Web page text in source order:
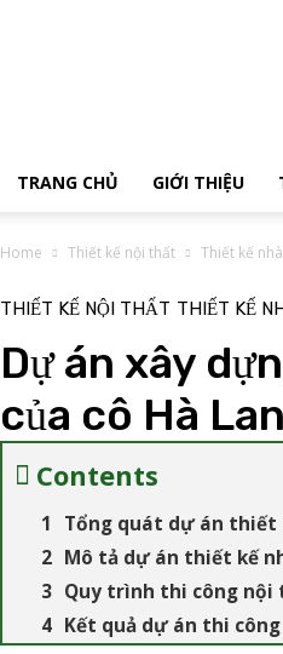
TRANG CHỦ GIỚI THIỆU
Home Thiết kế nội thất Thiết kế
THIẾT KẾ NỘI THẤT THIẾT KẾ
Dự án xây
của cô Hà
Contents
Tổng quát dự án thiết
Mô tả dự án thiết kế
Quy trình thi công nội
Kết quả dự án thi